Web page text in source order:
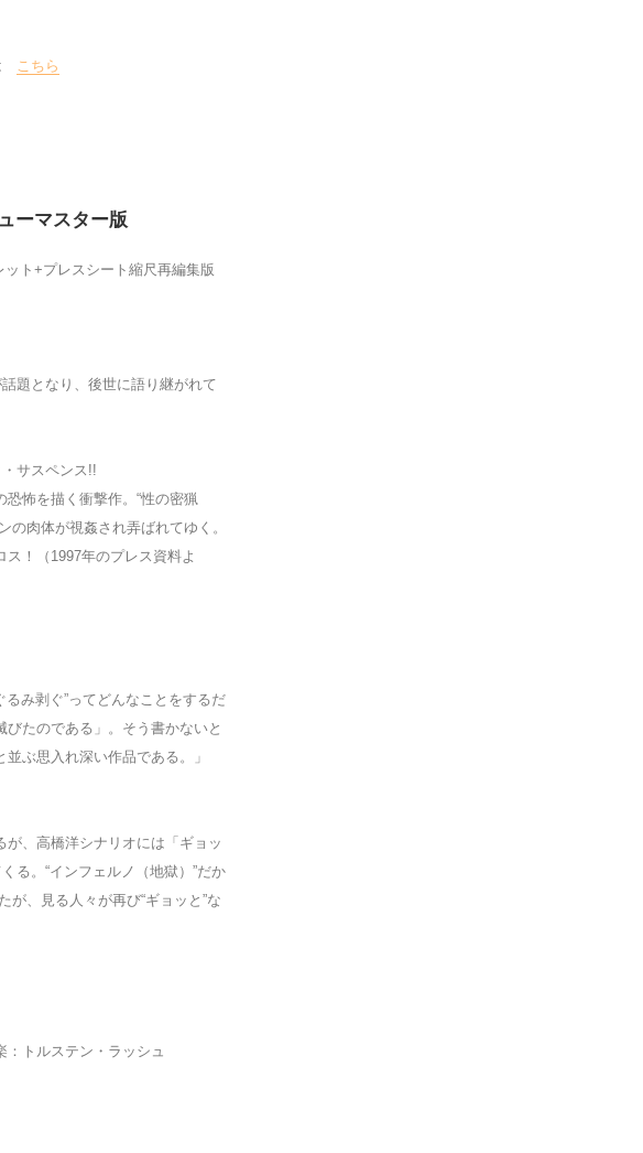
こちら
ーマスター版
ト+プレスシート縮尺再編集版
題となり、後世に語り継がれて
サスペンス!!
怖を描く衝撃作。“性の密猟
の肉体が視姦され弄ばれてゆく。
！（1997年のプレス資料よ
み剥ぐ”ってどんなことをするだ
たのである」。そう書かないと
並ぶ思入れ深い作品である。」
、高橋洋シナリオには「ギョッ
る。“インフェルノ（地獄）”だか
が、見る人々が再び“ギョッと”な
：トルステン・ラッシュ